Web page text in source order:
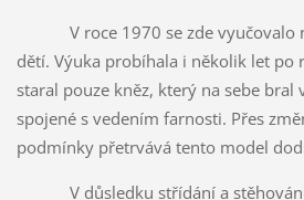
V roce 1970 se zde vyučovalo
dětí. Výuka probíhala i několik let po
staral pouze kněz, který na sebe bral
spojené s vedením farnosti. Přes
podmínky přetrvává tento model
V důsledku střídání a stěhování